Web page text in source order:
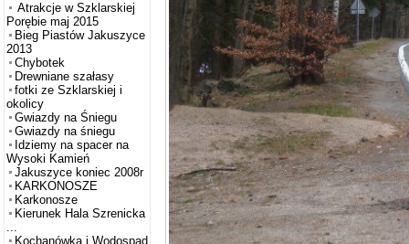
Atrakcje w Szklarskiej
Porębie maj 2015
Bieg Piastów Jakuszyce
2013
Chybotek
Drewniane szałasy
fotki ze Szklarskiej i
okolicy
Gwiazdy na Śniegu
Gwiazdy na śniegu
Idziemy na spacer na
Wysoki Kamień
Jakuszyce koniec 2008r
KARKONOSZE
Karkonosze
Kierunek Hala Szrenicka
...
Kochanówka i Wodospad